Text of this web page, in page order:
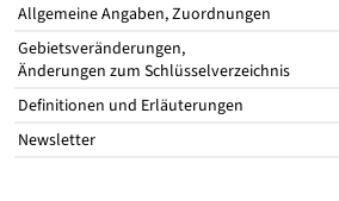
Allgemeine Angaben, Zuordnungen
Gebietsveränderungen,
Änderungen zum Schlüsselverzeichnis
Definitionen und Erläuterungen
Newsletter